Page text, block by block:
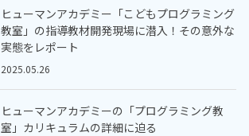
ヒューマンアカデミー「こどもプログラミング
教室」の指導教材開発現場に潜入！その意外な
実態をレポート
2025.05.26
ヒューマンアカデミーの「プログラミング教
室」カリキュラムの詳細に迫る